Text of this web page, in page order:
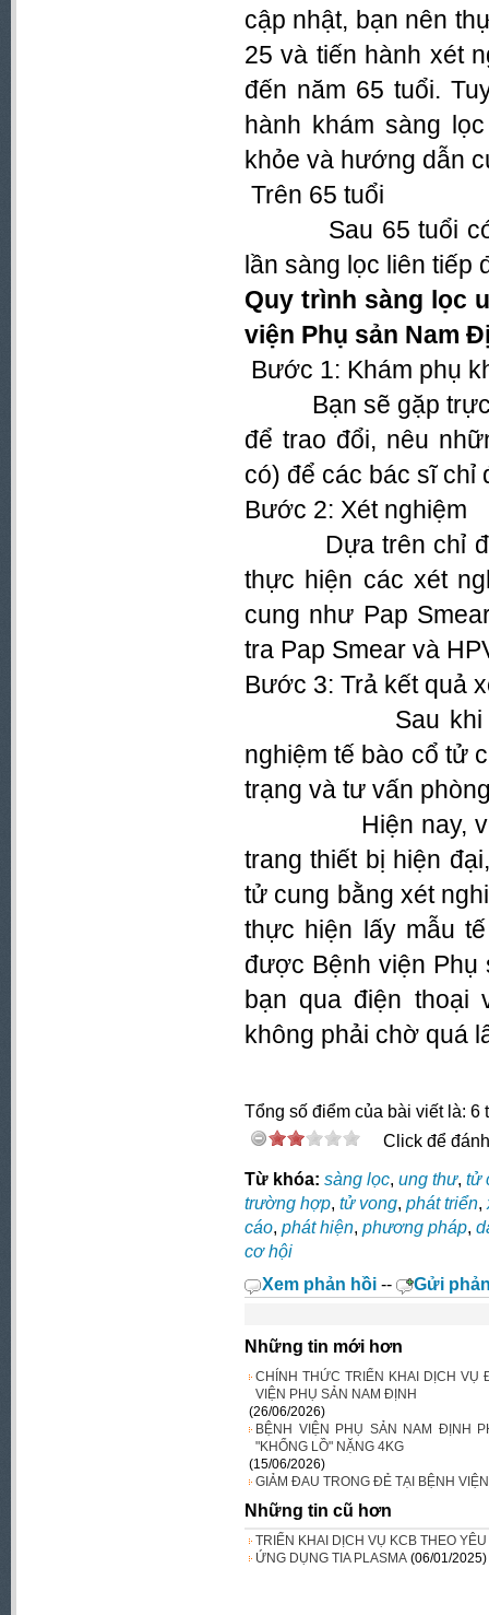
cập nhật, bạn nên
25 và tiến hành xét
đến năm 65 tuổi.
hành khám sàng
khỏe và hướng dẫn
Trên 65 tuổi
Sau 65 tuổi có
lần sàng lọc liên tiếp
Quy trình sàng lọc
viện Phụ sản Nam
Bước 1: Khám phụ
Bạn sẽ gặp trực
để trao đổi, nêu
có) để các bác sĩ chỉ
Bước 2: Xét nghiệm
Dựa trên chỉ
thực hiện các xét
cung như Pap
tra Pap Smear và
Bước 3: Trả kết quả
Sau khi nhận
nghiệm tế bào cổ tử
trạng và tư vấn
Hiện nay, với
trang thiết bị hiện
tử cung bằng xét
thực hiện lấy mẫu
được Bệnh viện Phụ
bạn qua điện thoại
không phải chờ quá
Tổng số điểm của bài viết là: 6
Click để
Từ khóa: sàng lọc, ung thư, tử
trường hợp, tử vong, phát triển,
cáo, phát hiện, phương pháp,
cơ hội
Xem phản hồi -- Gửi
Những tin mới hơn
CHÍNH THỨC TRIỂN KHAI DỊCH VỤ
VIỆN PHỤ SẢN NAM ĐỊNH
(26/06/2026)
BỆNH VIỆN PHỤ SẢN NAM ĐỊNH
"KHỔNG LỒ" NẶNG 4KG
(15/06/2026)
GIẢM ĐAU TRONG ĐẺ TẠI BỆNH
Những tin cũ hơn
TRIỂN KHAI DỊCH VỤ KCB THEO
ỨNG DỤNG TIA PLASMA (06/01/2025)